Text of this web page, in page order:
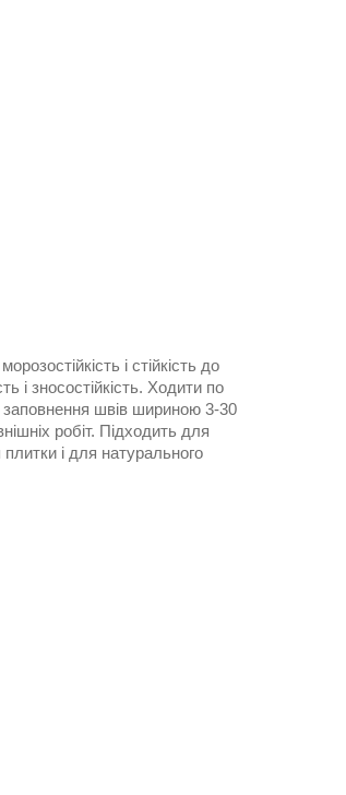
і стійкість до
і зносостійкість. Ходити по
швів шириною 3-30
робіт. Підходить для
і для натурального